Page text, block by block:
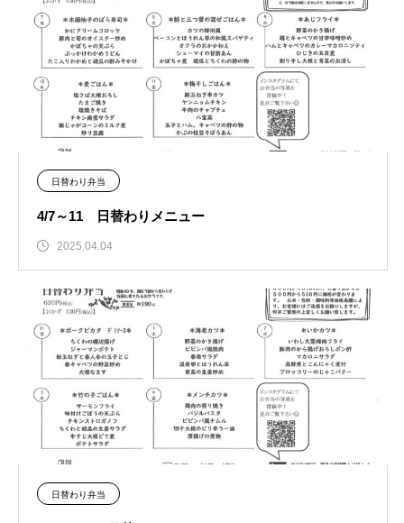
日替わり弁当
4/7～11 日替わりメニュー
2025.04.04
日替わり弁当